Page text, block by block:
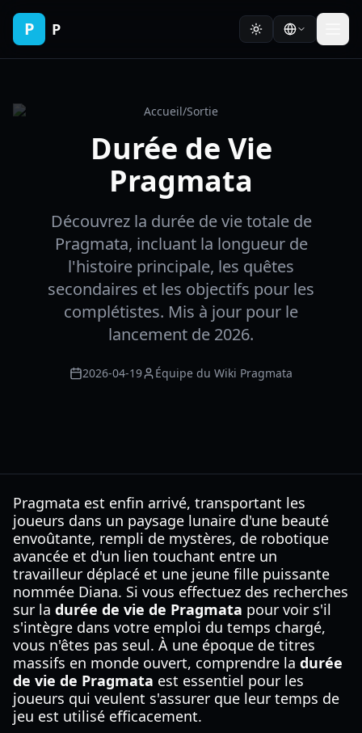
P P
Accueil/Sortie
Durée de Vie
Pragmata
Découvrez la durée de vie totale de
Pragmata, incluant la longueur de
l'histoire principale, les quêtes
secondaires et les objectifs pour les
complétistes. Mis à jour pour le
lancement de 2026.
2026-04-19 Équipe du Wiki Pragmata
Pragmata est enfin arrivé, transportant les
joueurs dans un paysage lunaire d'une beauté
envoûtante, rempli de mystères, de robotique
avancée et d'un lien touchant entre un
travailleur déplacé et une jeune fille puissante
nommée Diana. Si vous effectuez des recherches
sur la durée de vie de Pragmata pour voir s'il
s'intègre dans votre emploi du temps chargé,
vous n'êtes pas seul. À une époque de titres
massifs en monde ouvert, comprendre la durée
de vie de Pragmata est essentiel pour les
joueurs qui veulent s'assurer que leur temps de
jeu est utilisé efficacement.